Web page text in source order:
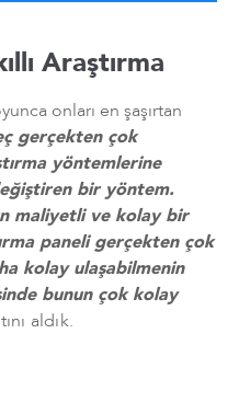
Araştırma
onları en şaşırtan
gerçekten çok
yöntemlerine
bir yöntem.
maliyetli ve kolay bir
paneli gerçekten çok
kolay ulaşabilmenin
bunun çok kolay
aldık.